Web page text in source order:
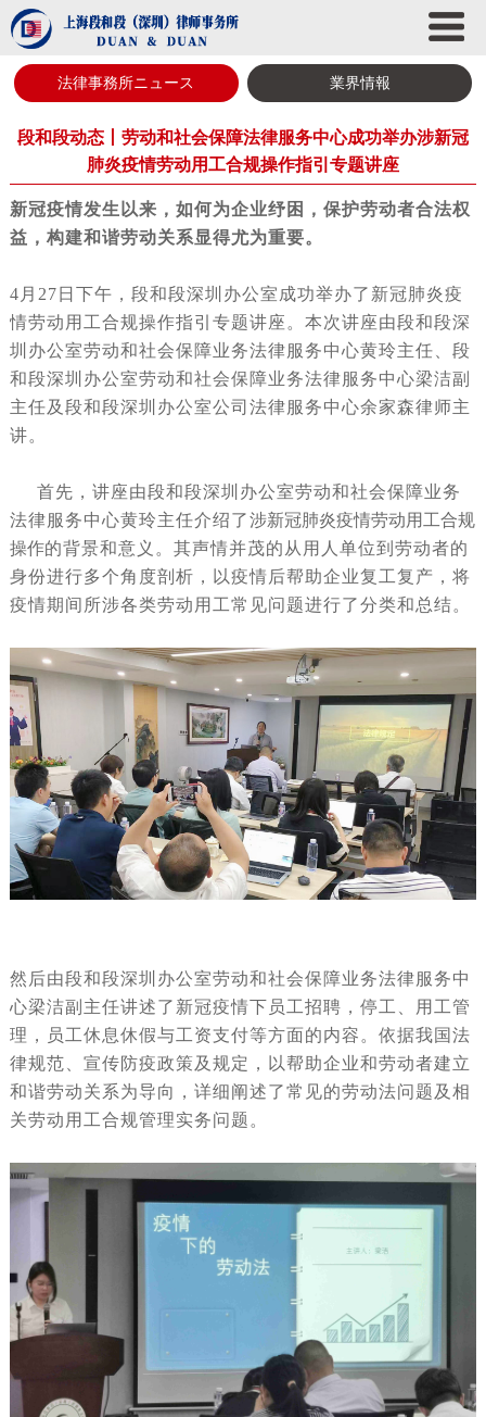
法律事務所ニュース 業界情報
段和段动态丨劳动和社会保障法律服务中心成功举办涉新冠
肺炎疫情劳动用工合规操作指引专题讲座
新冠疫情发生以来，如何为企业纾困，保护劳动者合法权
益，构建和谐劳动关系显得尤为重要。
4月27日下午，段和段深圳办公室成功举办了新冠肺炎疫
情劳动用工合规操作指引专题讲座。本次讲座由段和段深
圳办公室劳动和社会保障业务法律服务中心黄玲主任、段
和段深圳办公室劳动和社会保障业务法律服务中心梁洁副
主任及段和段深圳办公室公司法律服务中心余家森律师主
讲。
首先，讲座由段和段深圳办公室劳动和社会保障业务
法律服务中心黄玲主任介绍了涉新冠肺炎疫情劳动用工合规
操作的背景和意义。其声情并茂的从用人单位到劳动者的
身份进行多个角度剖析，以疫情后帮助企业复工复产，将
疫情期间所涉各类劳动用工常见问题进行了分类和总结。
然后由段和段深圳办公室劳动和社会保障业务法律服务中
心梁洁副主任讲述了新冠疫情下员工招聘，停工、用工管
理，员工休息休假与工资支付等方面的内容。依据我国法
律规范、宣传防疫政策及规定，以帮助企业和劳动者建立
和谐劳动关系为导向，详细阐述了常见的劳动法问题及相
关劳动用工合规管理实务问题。